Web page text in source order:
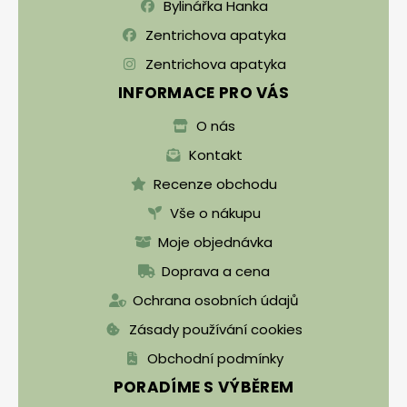
Bylinářka Hanka
Zentrichova apatyka
Zentrichova apatyka
INFORMACE PRO VÁS
O nás
Kontakt
Recenze obchodu
Vše o nákupu
Moje objednávka
Doprava a cena
Ochrana osobních údajů
Zásady používání cookies
Obchodní podmínky
PORADÍME S VÝBĚREM